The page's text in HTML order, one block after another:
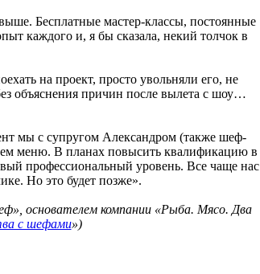
Бесплатные мастер-классы, постоянные
каждого и, я бы сказала, некий толчок в
на проект, просто увольняли его, не
объяснения причин после вылета с шоу…
мы с супругом Александром (также шеф-
меню. В планах повысить квалификацию в
профессиональный уровень. Все чаще нас
Но это будет позже».
основателем компании «Рыба. Мясо. Два
с шефами»)